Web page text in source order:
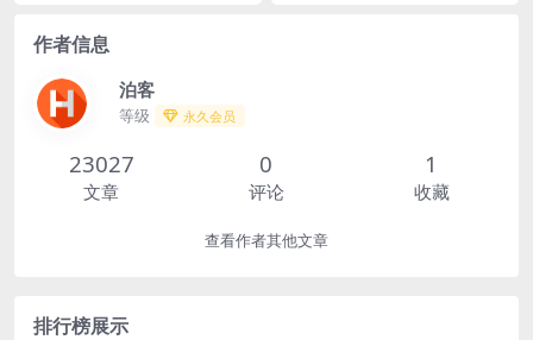
作者信息
泊客
等级 永久会员
23027
文章
0
评论
1
收藏
查看作者其他文章
排行榜展示